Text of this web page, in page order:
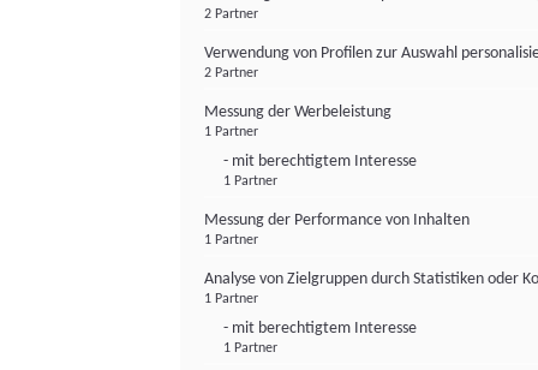
2 Partner
Verwendung von Profilen zur Auswahl
2 Partner
Messung der Werbeleistung
1 Partner
- mit berechtigtem Interesse
1 Partner
Messung der Performance von Inhalten
1 Partner
Analyse von Zielgruppen durch Statistiken oder
1 Partner
- mit berechtigtem Interesse
1 Partner